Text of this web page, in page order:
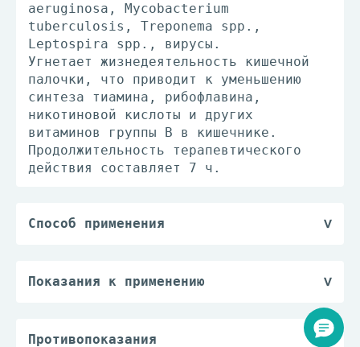
aeruginosa, Mycobacterium
tuberculosis, Treponema spp.,
Leptospira spp., вирусы.
Угнетает жизнедеятельность кишечной
палочки, что приводит к уменьшению
синтеза тиамина, рибофлавина,
никотиновой кислоты и других
витаминов группы В в кишечнике.
Продолжительность терапевтического
действия составляет 7 ч.
Способ применения
Взрослые и дети старше 12 лет: по 960
Показания к применению
чувствительными к препарату
Противопоказания